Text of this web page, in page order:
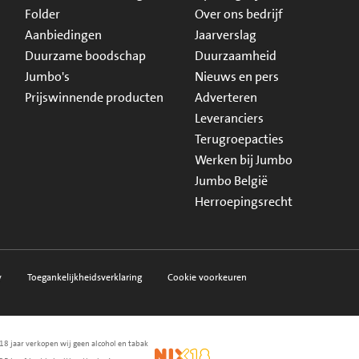
Folder
Aanbiedingen
Duurzame boodschap
Jumbo's
Prijswinnende producten
Over ons bedrijf
Jaarverslag
Duurzaamheid
Nieuws en pers
Adverteren
Leveranciers
Terugroepacties
Werken bij Jumbo
Jumbo België
Herroepingsrecht
Toegankelijkheidsverklaring Cookie voorkeuren
jaar verkopen wij geen alcohol en tabak
NIX18